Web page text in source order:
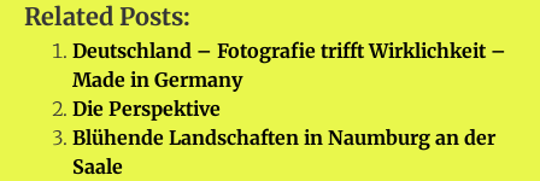
Related Posts:
Deutschland – Fotografie trifft Wirklichkeit –
Made in Germany
Die Perspektive
Blühende Landschaften in Naumburg an der
Saale